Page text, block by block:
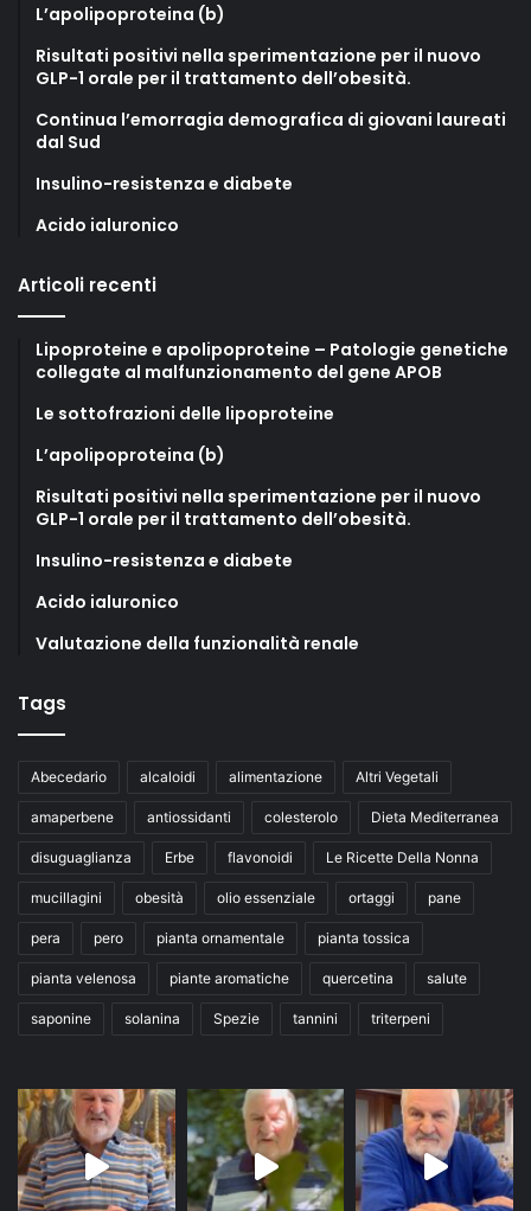
L’apolipoproteina (b)
Risultati positivi nella sperimentazione per il nuovo
GLP-1 orale per il trattamento dell’obesità.
Continua l’emorragia demografica di giovani laureati
dal Sud
Insulino-resistenza e diabete
Acido ialuronico
Articoli recenti
Lipoproteine e apolipoproteine – Patologie genetiche
collegate al malfunzionamento del gene APOB
Le sottofrazioni delle lipoproteine
L’apolipoproteina (b)
Risultati positivi nella sperimentazione per il nuovo
GLP-1 orale per il trattamento dell’obesità.
Insulino-resistenza e diabete
Acido ialuronico
Valutazione della funzionalità renale
Tags
Abecedario alcaloidi alimentazione Altri Vegetali
amaperbene antiossidanti colesterolo Dieta Mediterranea
disuguaglianza Erbe flavonoidi Le Ricette Della Nonna
mucillagini obesità olio essenziale ortaggi pane
pera pero pianta ornamentale pianta tossica
pianta velenosa piante aromatiche quercetina salute
saponine solanina Spezie tannini triterpeni